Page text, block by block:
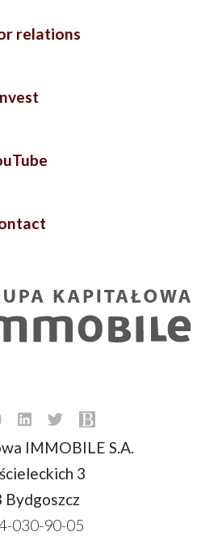
relations
IMMOBILE S.A.
3
Bydgoszcz
030-90-05